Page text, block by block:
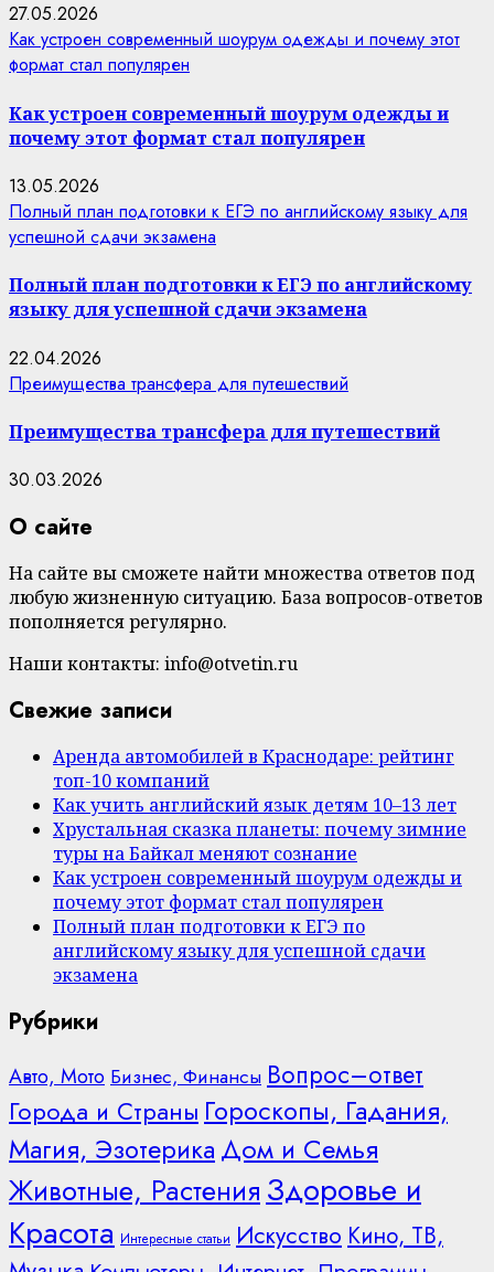
27.05.2026
Как устроен современный шоурум одежды и почему этот
формат стал популярен
Как устроен современный шоурум одежды и
почему этот формат стал популярен
13.05.2026
Полный план подготовки к ЕГЭ по английскому языку для
успешной сдачи экзамена
Полный план подготовки к ЕГЭ по английскому
языку для успешной сдачи экзамена
22.04.2026
Преимущества трансфера для путешествий
Преимущества трансфера для путешествий
30.03.2026
О сайте
На сайте вы сможете найти множества ответов под
любую жизненную ситуацию. База вопросов-ответов
пополняется регулярно.
Наши контакты: info@otvetin.ru
Свежие записи
Аренда автомобилей в Краснодаре: рейтинг
топ-10 компаний
Как учить английский язык детям 10–13 лет
Хрустальная сказка планеты: почему зимние
туры на Байкал меняют сознание
Как устроен современный шоурум одежды и
почему этот формат стал популярен
Полный план подготовки к ЕГЭ по
английскому языку для успешной сдачи
экзамена
Рубрики
Авто, Мото Бизнес, Финансы Вопрос–ответ
Города и Страны Гороскопы, Гадания,
Магия, Эзотерика Дом и Семья
Животные, Растения Здоровье и
Красота Интересные статьи Искусство Кино, ТВ,